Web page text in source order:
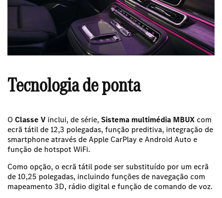
Tecnologia de ponta
O Classe V inclui, de série,Sistema multimédia MBUXcom
ecrã tátil de 12,3 polegadas, função preditiva, integração de
smartphone através de Apple CarPlay e Android Auto e
função de hotspot WiFi.
Como opção, o ecrã tátil pode ser substituído por um ecrã
de 10,25 polegadas, incluindo funções de navegação com
mapeamento 3D, rádio digital e função de comando de voz.